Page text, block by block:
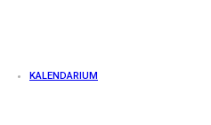
KALENDARIUM